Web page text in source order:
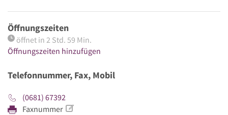
Öffnungszeiten
öffnet in 2 Std. 59 Min.
Öffnungszeiten hinzufügen
Telefonnummer, Fax, Mobil
(0681) 67392
Faxnummer